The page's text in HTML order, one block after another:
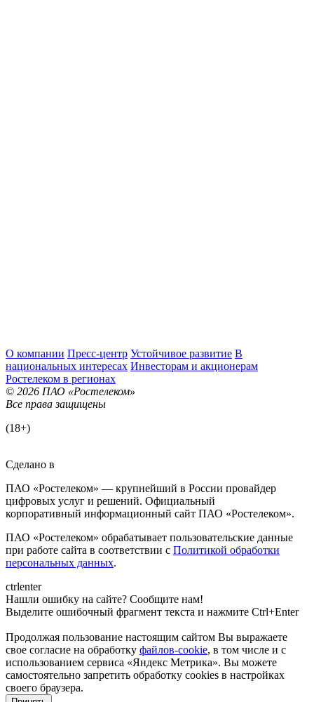
О компании Пресс-центр Устойчивое развитие В
национальных интересах Инвесторам и акционерам
Ростелеком в регионах
© 2026 ПАО «Ростелеком»
Все права защищены
(18+)
Сделано в
ПАО «Ростелеком» — крупнейший в России провайдер
цифровых услуг и решений. Официальный
корпоративный информационный сайт ПАО «Ростелеком».
ПАО «Ростелеком» обрабатывает пользовательские данные
при работе сайта в соответствии с Политикой обработки
персональных данных.
ctrlenter
Нашли ошибку на сайте? Сообщите нам!
Выделите ошибочный фрагмент текста и нажмите Ctrl+Enter
Продолжая пользование настоящим сайтом Вы выражаете
свое согласие на обработку файлов-cookie, в том числе и с
использованием сервиса «Яндекс Метрика». Вы можете
самостоятельно запретить обработку cookies в настройках
своего браузера.